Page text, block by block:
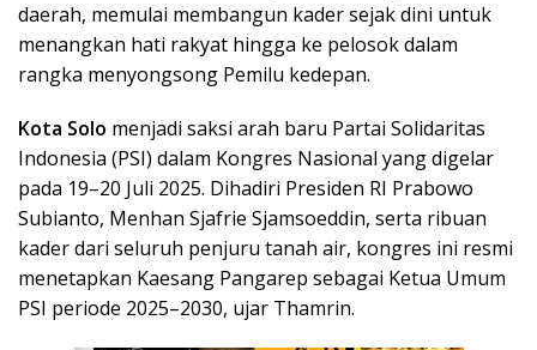
daerah, memulai membangun kader sejak dini untuk
menangkan hati rakyat hingga ke pelosok dalam
rangka menyongsong Pemilu kedepan.
Kota Solo menjadi saksi arah baru Partai Solidaritas
Indonesia (PSI) dalam Kongres Nasional yang digelar
pada 19–20 Juli 2025. Dihadiri Presiden RI Prabowo
Subianto, Menhan Sjafrie Sjamsoeddin, serta ribuan
kader dari seluruh penjuru tanah air, kongres ini resmi
menetapkan Kaesang Pangarep sebagai Ketua Umum
PSI periode 2025–2030, ujar Thamrin.